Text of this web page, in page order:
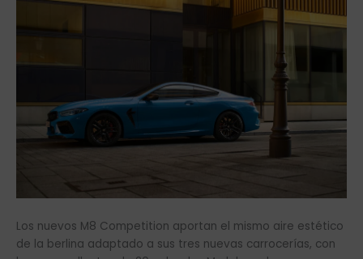
Los nuevos M8 Competition aportan el mismo aire estético
de la berlina adaptado a sus tres nuevas carrocerías, con